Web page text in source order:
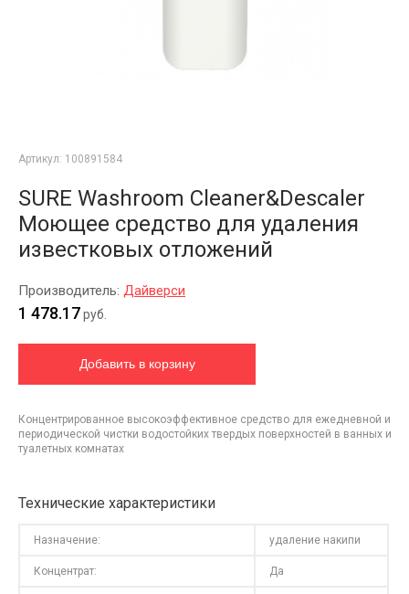
Артикул: 100891584
SURE Washroom Cleaner&Descaler
Моющее средство для удаления
известковых отложений
Производитель: Дайверси
1 478.17руб.
Концентрированное высокоэффективное средство для ежедневной и
периодической чистки водостойких твердых поверхностей в ванных и
туалетных комнатах
Технические характеристики
Назначение: удаление накипи
Концентрат: Да